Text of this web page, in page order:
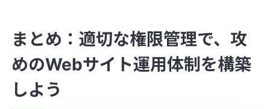
まとめ：適切な権限管理で、攻
めのWebサイト運用体制を構築
しよう